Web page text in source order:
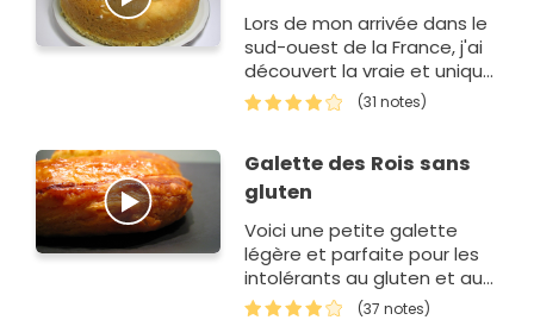
Lors de mon arrivée dans le
sud-ouest de la France, j'ai
découvert la vraie et unique
galette des rois. Ce gâteau
ressemble à une brioche en
(31 notes)
Galette des Rois sans
gluten
Voici une petite galette
légère et parfaite pour les
intolérants au gluten et au
lactose.
(37 notes)